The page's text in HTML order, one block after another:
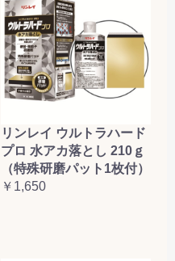
リンレイ ウルトラハード
プロ 水アカ落とし 210ｇ
（特殊研磨パット1枚付）
￥1,650